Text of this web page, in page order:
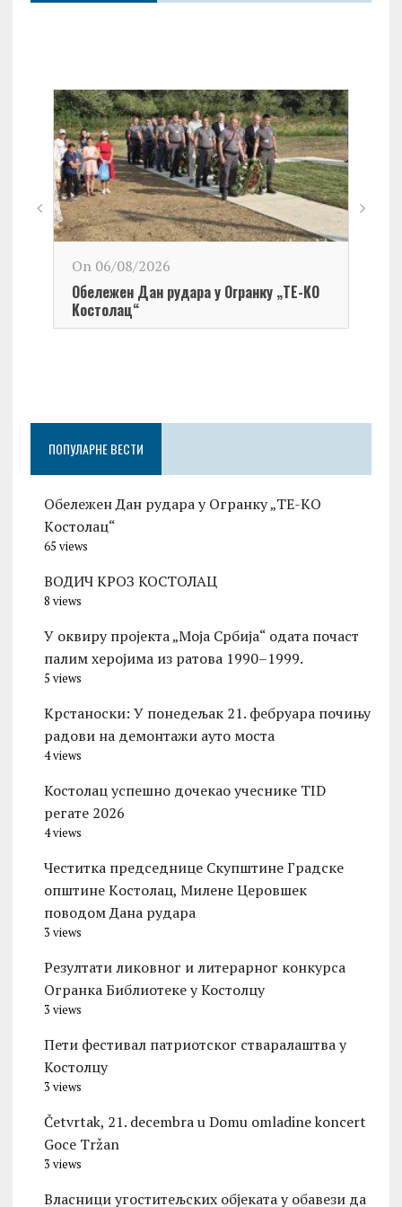
On 06/08/2026
Обележен Дан рудара у Огранку „ТЕ-KО
Kостолац“
ПОПУЛАРНЕ ВЕСТИ
Обележен Дан рудара у Огранку „ТЕ-KО
Kостолац“
65 views
ВОДИЧ КРОЗ КОСТОЛАЦ
8 views
У оквиру пројекта „Моја Србија“ одата почаст
палим херојима из ратова 1990–1999.
5 views
Kрстаноски: У понедељак 21. фебруара почињу
радови на демонтажи ауто моста
4 views
Костолац успешно дочекао учеснике TID
регате 2026
4 views
Честитка председнице Скупштине Градске
општине Kостолац, Милене Церовшек
поводом Дана рудара
3 views
Резултати ликовног и литерарног конкурса
Огранка Библиотеке у Костолцу
3 views
Пети фестивал патриотског стваралаштва у
Костолцу
3 views
Četvrtak, 21. decembra u Domu omladine koncert
Goce Tržan
3 views
Власници угоститељских објеката у обавези да